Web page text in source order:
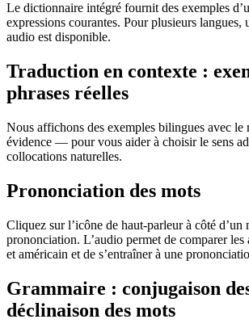
Le dictionnaire intégré fournit des exemples
expressions courantes. Pour plusieurs langues,
audio est disponible.
Traduction en contexte :
phrases réelles
Nous affichons des exemples bilingues avec le
évidence — pour vous aider à choisir le sens
collocations naturelles.
Prononciation des mots
Cliquez sur l’icône de haut-parleur à côté d’un
prononciation. L’audio permet de comparer les
et américain et de s’entraîner à une
Grammaire : conjugaison
déclinaison des mots